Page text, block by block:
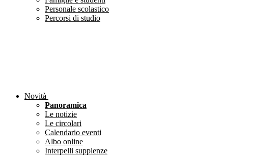
Personale scolastico
Percorsi di studio
Novità
Panoramica
Le notizie
Le circolari
Calendario eventi
Albo online
Interpelli supplenze